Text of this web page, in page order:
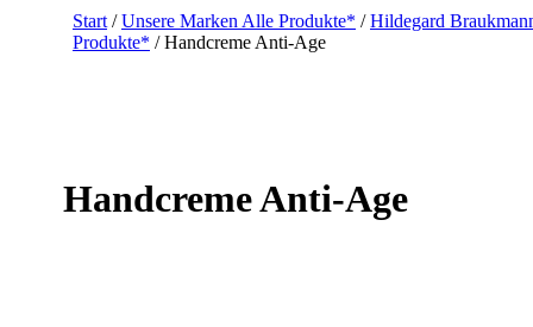
Start /Unsere Marken Alle Produkte* /Hildegard
Produkte* / Handcreme Anti-Age
Handcreme Anti-Age